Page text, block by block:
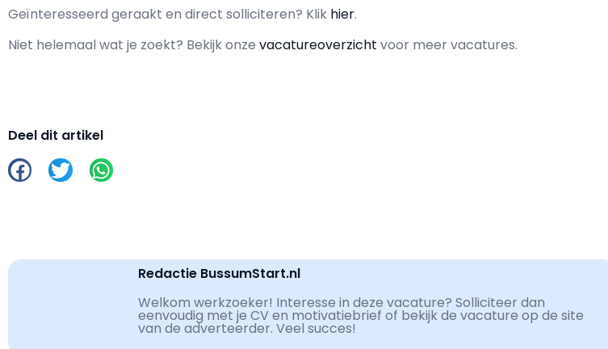
Geïnteresseerd geraakt en direct solliciteren? Klik hier.
Niet helemaal wat je zoekt? Bekijk onze vacatureoverzicht voor meer vacatures.
Deel dit artikel
Redactie BussumStart.nl
Welkom werkzoeker! Interesse in deze vacature? Solliciteer dan
eenvoudig met je CV en motivatiebrief of bekijk de vacature op de site
van de adverteerder. Veel succes!